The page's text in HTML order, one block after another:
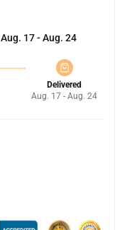
Aug. 17 - Aug. 24
Delivered
Aug. 17 - Aug. 24